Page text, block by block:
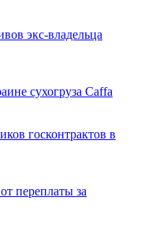
экс-владельца
сухогруза Caffa
госконтрактов в
переплаты за